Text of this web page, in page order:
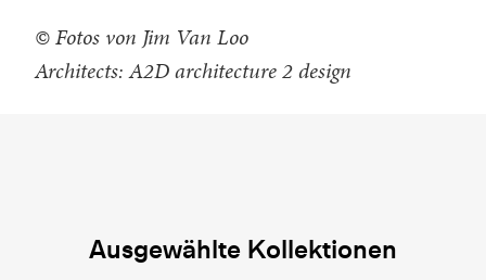
© Fotos von Jim Van Loo
Architects: A2D architecture 2 design
Ausgewählte Kollektionen